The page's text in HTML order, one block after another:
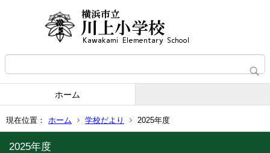
ホーム
現在位置： ホーム 学校だより 2025年度
2025年度